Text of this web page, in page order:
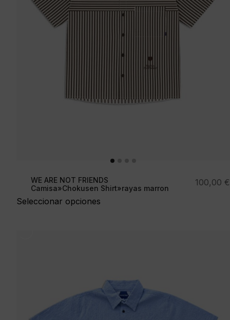
WE ARE NOT FRIENDS
Camisa»Chokusen Shirt»rayas marron
Seleccionar opciones
100,00 €